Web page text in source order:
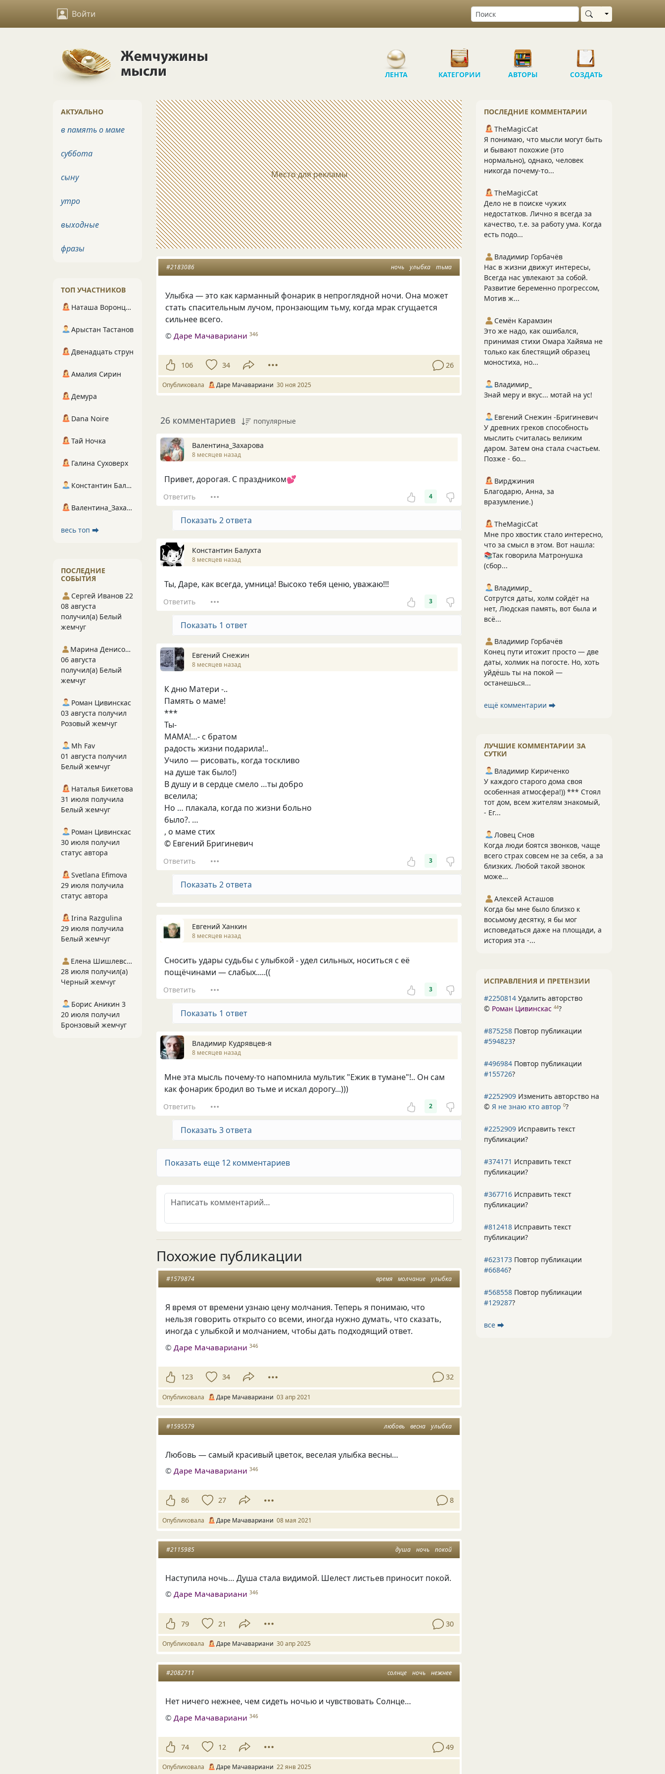
Войти Выбрать область
ЛЕНТА КАТЕГОРИИ АВТОРЫ СОЗДАТЬ
Место для рекламы
ночь улыбка тьма
#2183086
Улыбка — это как карманный фонарик в непроглядной ночи. Она может
стать спасительным лучом, пронзающим тьму, когда мрак сгущается
сильнее всего.
© Даре Мачавариани 346
106 34 26
Опубликовала Даре Мачавариани 30 ноя 2025
26 комментариев популярные
Валентина_Захарова
8 месяцев назад
Привет, дорогая. С праздником💕
Ответить 4
Показать 2 ответа
Константин Балухта
8 месяцев назад
Ты, Даре, как всегда, умница! Высоко тебя ценю, уважаю!!!
Ответить 3
Показать 1 ответ
Евгений Снежин
8 месяцев назад
К дню Матери -..
Память о маме!
***
Ты-
МАМА!…- с братом
радость жизни подарила!..
Учило — рисовать, когда тоскливо
на душе так было!)
В душу и в сердце смело …ты добро
вселила;
Но … плакала, когда по жизни больно
было?. …
, о маме стих
© Евгений Бригиневич
Ответить 3
Показать 2 ответа
Евгений Ханкин
8 месяцев назад
Сносить удары судьбы с улыбкой - удел сильных, носиться с её
пощёчинами — слабых.....((
Ответить 3
Показать 1 ответ
Владимир Кудрявцев-я
8 месяцев назад
Мне эта мысль почему-то напомнила мультик "Ежик в тумане"!.. Он сам
как фонарик бродил во тьме и искал дорогу...)))
Ответить 2
Показать 3 ответа
Показать еще 12 комментариев
Похожие публикации
время молчание улыбка
#1579874
Я время от времени узнаю цену молчания. Теперь я понимаю, что
нельзя говорить открыто со всеми, иногда нужно думать, что сказать,
иногда с улыбкой и молчанием, чтобы дать подходящий ответ.
© Даре Мачавариани 346
123 34 32
Опубликовала Даре Мачавариани 03 апр 2021
любовь весна улыбка
#1595579
Любовь — самый красивый цветок, веселая улыбка весны…
©Даре Мачавариани 346
86 27 8
Опубликовала Даре Мачавариани 08 мая 2021
душа ночь покой
#2115985
Наступила ночь… Душа стала видимой. Шелест листьев приносит покой.
©Даре Мачавариани 346
79 21 30
Опубликовала Даре Мачавариани 30 апр 2025
солнце ночь нежнее
#2082711
Нет ничего нежнее, чем сидеть ночью и чувствовать Солнце…
© Даре Мачавариани 346
74 12 49
Опубликовала Даре Мачавариани 22 янв 2025
ПОСЛЕДНИЕ КОММЕНТАРИИ
TheMagicCat
Я понимаю, что мысли могут быть
и бывают похожие (это
нормально), однако, человек
никогда почему-то...
TheMagicCat
Дело не в поиске чужих
недостатков. Лично я всегда за
качество, т.е. за работу ума. Когда
есть подо...
Владимир Горбачёв
Нас в жизни движут интересы,
Всегда нас увлекают за собой.
Развитие беременно прогрессом,
Мотив ж...
Семён Карамзин
Это же надо, как ошибался,
принимая стихи Омара Хайяма не
только как блестящий образец
моностиха, но...
Владимир_
Знай меру и вкус... мотай на ус!
Евгений Снежин -Бригиневич
У древних греков способность
мыслить считалась великим
даром. Затем она стала счастьем.
Позже - бо...
Вирджиния
Благодарю, Анна, за
вразумление.)
TheMagicCat
Мне про хвостик стало интересно,
что за смысл в этом. Вот нашла:
📚Так говорила Матронушка
(сбор...
Владимир_
Сотрутся даты, холм сойдёт на
нет, Людская память, вот была и
всё...
Владимир Горбачёв
Конец пути итожит просто — две
даты, холмик на погосте. Но, хоть
уйдёшь ты на покой —
останешься...
ещё комментарии ⮕
ЛУЧШИЕ КОММЕНТАРИИ ЗА
СУТКИ
Владимир Кириченко
У каждого старого дома своя
особенная атмосфера!)) *** Стоял
тот дом, всем жителям знакомый,
- Ег...
Ловец Снов
Когда люди боятся звонков, чаще
всего страх совсем не за себя, а за
близких. Любой такой звонок
може...
Алексей Асташов
Когда бы мне было близко к
восьмому десятку, я бы мог
исповедаться даже на площади, а
история эта -...
ИСПРАВЛЕНИЯ И ПРЕТЕНЗИИ
#2250814 Удалить авторство
© Роман Цивинскас 44?
#875258 Повтор публикации
#594823?
#496984 Повтор публикации
#155726?
#2252909 Изменить авторство на
© Я не знаю кто автор 0?
#2252909 Исправить текст
публикации?
#374171 Исправить текст
публикации?
#367716 Исправить текст
публикации?
#812418 Исправить текст
публикации?
#623173 Повтор публикации
#66846?
#568558 Повтор публикации
#129287?
все ⮕
АКТУАЛЬНО
в память о маме
суббота
сыну
утро
выходные
фразы
ТОП УЧАСТНИКОВ
Наташа Воронцова
Арыстан Тастанов
Двенадцать струн
Амалия Сирин
Демура
Dana Noire
Тай Ночка
Галина Суховерх
Константин Балухта
Валентина_Захарова
весь топ ⮕
ПОСЛЕДНИЕ
СОБЫТИЯ
Сергей Иванов 22
08 августа
получил(а) Белый
жемчуг
Марина Денисова 5
06 августа
получил(а) Белый
жемчуг
Роман Цивинскас
03 августа получил
Розовый жемчуг
Mh Fav
01 августа получил
Белый жемчуг
Наталья Бикетова
31 июля получила
Белый жемчуг
Роман Цивинскас
30 июля получил
статус автора
Svetlana Efimova
29 июля получила
статус автора
Irina Razgulina
29 июля получила
Белый жемчуг
Елена Шишлевская
28 июля получил(а)
Черный жемчуг
Борис Аникин 3
20 июля получил
Бронзовый жемчуг